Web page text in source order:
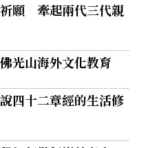
願 牽起兩代三代親
光山海外文化教育
四十二章經的生活修